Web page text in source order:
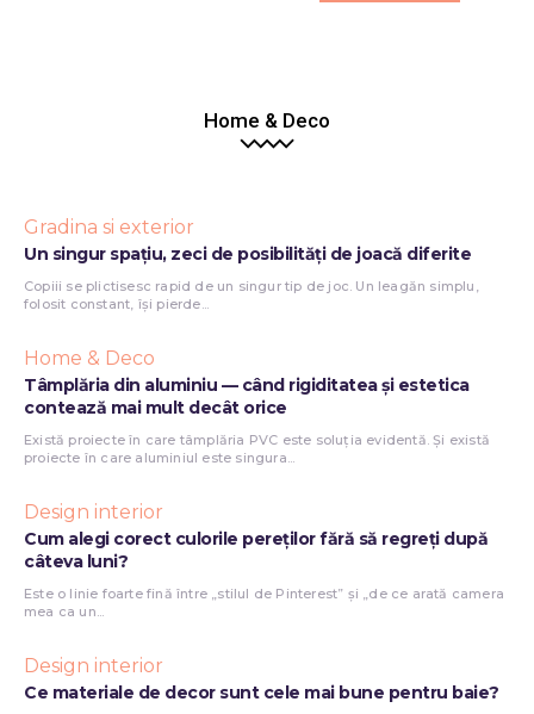
Home & Deco
Gradina si exterior
Un singur spațiu, zeci de posibilități de joacă diferite
Copiii se plictisesc rapid de un singur tip de joc. Un leagăn simplu,
folosit constant, își pierde...
Home & Deco
Tâmplăria din aluminiu — când rigiditatea și estetica
contează mai mult decât orice
Există proiecte în care tâmplăria PVC este soluția evidentă. Și există
proiecte în care aluminiul este singura...
Design interior
Cum alegi corect culorile pereților fără să regreți după
câteva luni?
Este o linie foarte fină între „stilul de Pinterest” și „de ce arată camera
mea ca un...
Design interior
Ce materiale de decor sunt cele mai bune pentru baie?